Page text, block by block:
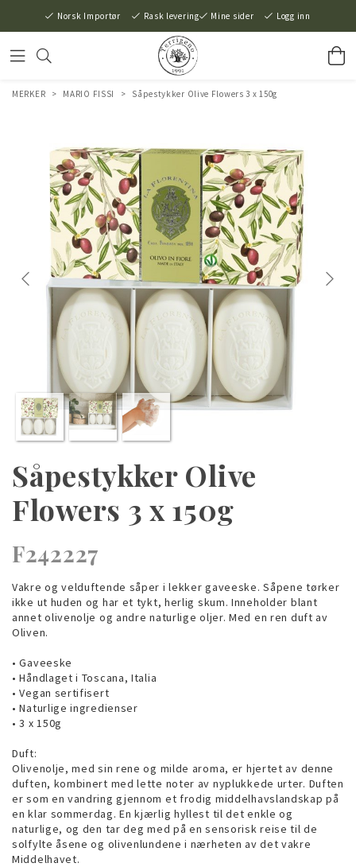
Norsk Importør Rask levering Mine sider Logg inn
MERKER > MARIO FISSI > Såpestykker Olive Flowers 3 x 150g
Såpestykker Olive
Flowers 3 x 150g
F242227
Vakre og velduftende såper i lekker gaveeske. Såpene tørker
ikke ut huden og har et tykt, herlig skum. Inneholder blant
annet olivenolje og andre naturlige oljer. Med en ren duft av
Oliven.
• Gaveeske
• Håndlaget i Toscana, Italia
• Vegan sertifisert
• Naturlige ingredienser
• 3 x 150g
Duft:
Olivenolje, med sin rene og milde aroma, er hjertet av denne
duften, kombinert med lette noter av nyplukkede urter. Duften
er som en vandring gjennom et frodig middelhavslandskap på
en klar sommerdag. En kjærlig hyllest til det enkle og
naturlige, og den tar deg med på en sensorisk reise til de
solfylte åsene og olivenlundene i nærheten av det vakre
Middelhavet.